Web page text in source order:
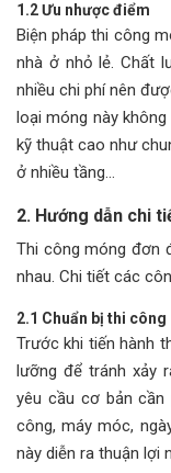
1.2 Ưu nhược điểm
Biện pháp thi công
nhà ở nhỏ lẻ. Chất
nhiều chi phí nên
loại móng này
kỹ thuật cao như
ở nhiều tầng…
2. Hướng dẫn chi
Thi công móng đơn
nhau. Chi tiết các
2.1 Chuẩn bị thi công
Trước khi tiến hành
lưỡng để tránh xảy
yêu cầu cơ bản cần
công, máy móc,
này diễn ra thuận lợi